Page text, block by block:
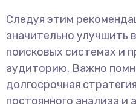
Следуя этим
значительно улучшить
поисковых системах и
аудиторию. Важно
долгосрочная
постоянного анализа и